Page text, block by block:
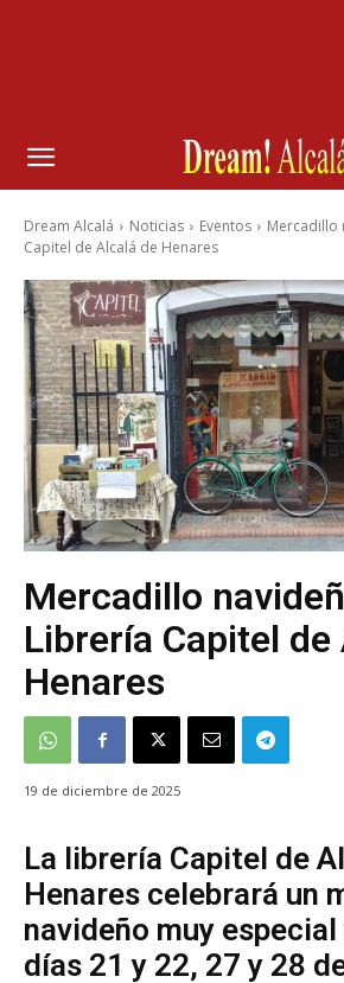
Dream Alcalá Noticias Eventos
Mercadillo
Capitel de Alcalá de Henares
Mercadillo
Librería Capitel de
Henares
19 de diciembre de 2025
La librería Capitel de
Henares celebrará un
navideño muy
días 21 y 22, 27 y 28